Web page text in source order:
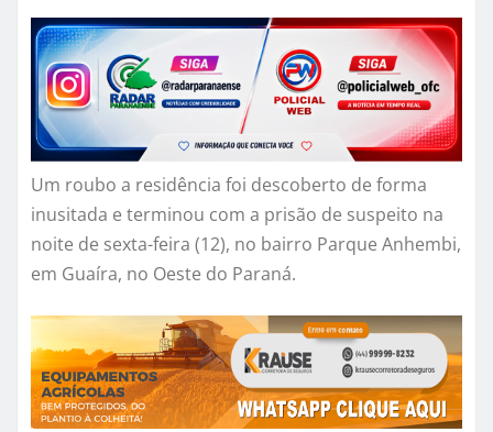
Um roubo a residência foi descoberto de forma
inusitada e terminou com a prisão de suspeito na
noite de sexta-feira (12), no bairro Parque Anhembi,
em Guaíra, no Oeste do Paraná.